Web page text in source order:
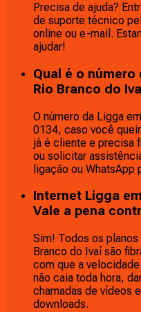
Precisa de ajuda?
de suporte técnico
online ou e-mail.
ajudar!
Qual é o
Rio Branco do
O número da Ligga
0134, caso você
já é cliente e precisa
ou solicitar
ligação ou
Internet Ligga
Vale a pena
Sim! Todos os
Branco do Ivaí são
com que a
não caia toda hora,
chamadas de vídeos
downloads.